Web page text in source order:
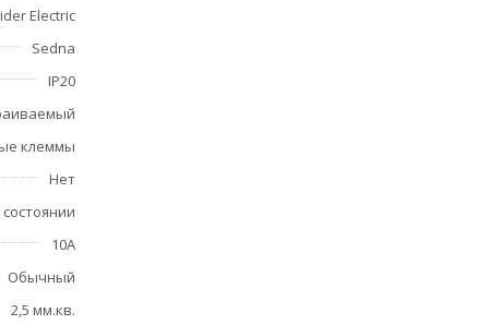
Electric
Sedna
IP20
клеммы
Нет
10А
Обычный
2,5 мм.кв.